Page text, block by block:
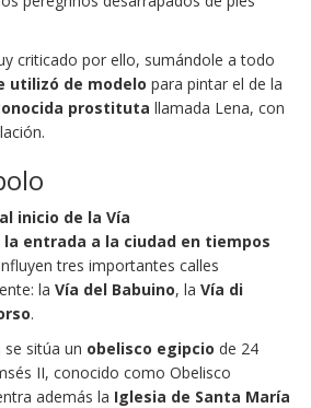
criticado por ello, sumándole a todo
utilizó de modelo para pintar el de la
prostituta llamada Lena, con
inicio de la Vía
entrada a la ciudad en tiempos
tres importantes calles
la Vía del Babuino, la Vía di
.
se sitúa un obelisco egipcio de 24
II, conocido como Obelisco
además la Iglesia de Santa María